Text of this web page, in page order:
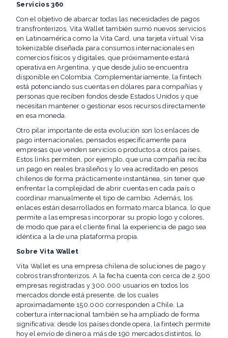
Servicios 360
Con el objetivo de abarcar todas las necesidades de pagos
transfronterizos, Vita Wallet también sumó nuevos servicios
en Latinoamérica como la Vita Card, una tarjeta virtual Visa
tokenizable diseñada para consumos internacionales en
comercios físicos y digitales, que próximamente estará
operativa en Argentina, y que desde julio se encuentra
disponible en Colombia. Complementariamente, la fintech
está potenciando sus cuentas en dólares para compañías y
personas que reciben fondos desde Estados Unidos y que
necesitan mantener o gestionar esos recursos directamente
en esa moneda.
Otro pilar importante de esta evolución son los enlaces de
pago internacionales, pensados específicamente para
empresas que venden servicios o productos a otros países.
Estos links permiten, por ejemplo, que una compañía reciba
un pago en reales brasileños y lo vea acreditado en pesos
chilenos de forma prácticamente instantánea, sin tener que
enfrentar la complejidad de abrir cuentas en cada país o
coordinar manualmente el tipo de cambio. Además, los
enlaces están desarrollados en formato marca blanca, lo que
permite a las empresas incorporar su propio logo y colores,
de modo que para el cliente final la experiencia de pago sea
idéntica a la de una plataforma propia.
Sobre Vita Wallet
Vita Wallet es una empresa chilena de soluciones de pago y
cobros transfronterizos. A la fecha cuenta con cerca de 2.500
empresas registradas y 300.000 usuarios en todos los
mercados donde está presente, de los cuales
aproximadamente 150.000 corresponden a Chile. La
cobertura internacional también se ha ampliado de forma
significativa: desde los países donde opera, la fintech permite
hoy el envío de dinero a más de 190 mercados distintos, lo